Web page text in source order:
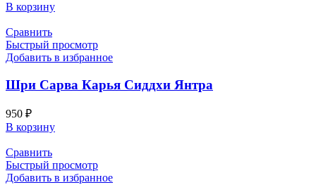
В корзину
Сравнить
Быстрый просмотр
Добавить в избранное
Шри Сарва Карья Сиддхи Янтра
950 ₽
В корзину
Сравнить
Быстрый просмотр
Добавить в избранное